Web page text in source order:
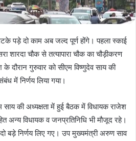
पड़े दो काम अब जल्द पूर्ण होंगे। पहला स्काई
शारदा चौक से तत्यापारा चौक का चौड़ीकरण
के दौरान गुरुवार को सीएम विष्णुदेव साय की
में निर्णय लिया गया।
साय की अध्यक्षता में हुई बैठक में विधायक राजेश
अन्य विधायक व जनप्रतिनिधि भी मौजूद रहे।
बड़े निर्णय लिए गए। उप मुख्यमंत्री अरुण साव